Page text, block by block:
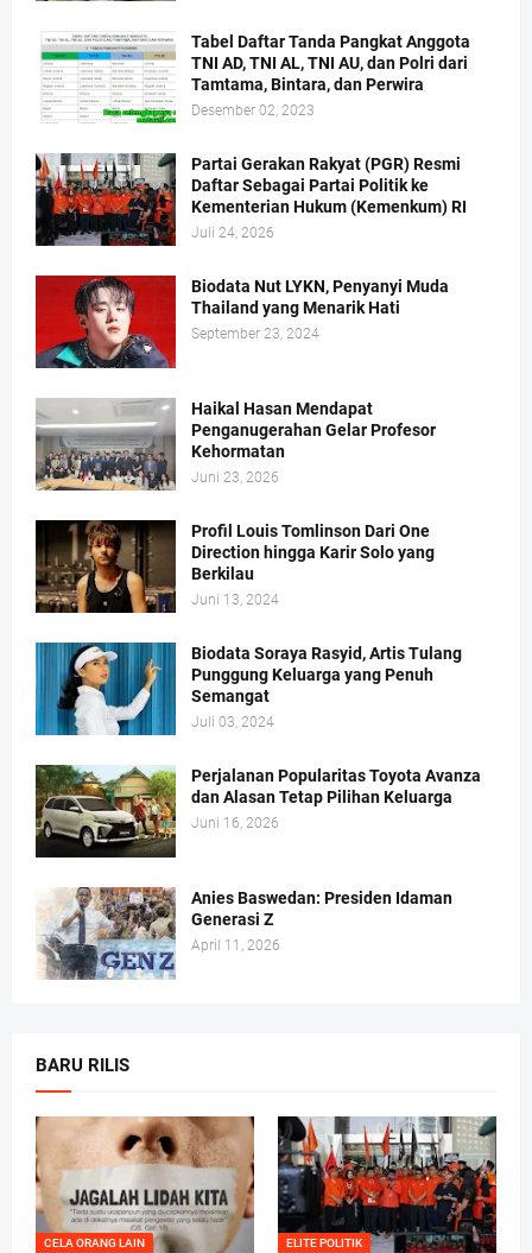
Tabel Daftar Tanda Pangkat Anggota
TNI AD, TNI AL, TNI AU, dan Polri dari
Tamtama, Bintara, dan Perwira
Desember 02, 2023
Partai Gerakan Rakyat (PGR) Resmi
Daftar Sebagai Partai Politik ke
Kementerian Hukum (Kemenkum) RI
Juli 24, 2026
Biodata Nut LYKN, Penyanyi Muda
Thailand yang Menarik Hati
September 23, 2024
Haikal Hasan Mendapat
Penganugerahan Gelar Profesor
Kehormatan
Juni 23, 2026
Profil Louis Tomlinson Dari One
Direction hingga Karir Solo yang
Berkilau
Juni 13, 2024
Biodata Soraya Rasyid, Artis Tulang
Punggung Keluarga yang Penuh
Semangat
Juli 03, 2024
Perjalanan Popularitas Toyota Avanza
dan Alasan Tetap Pilihan Keluarga
Juni 16, 2026
Anies Baswedan: Presiden Idaman
Generasi Z
April 11, 2026
BARU RILIS
CELA ORANG LAIN ELITE POLITIK